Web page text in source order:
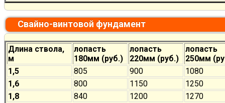
Свайно-винтовой фундамент
Длина ствола,
м
лопасть
180мм (руб.)
лопасть
220мм (руб.)
лопасть
250мм
1,5
805 900
1080
1,6
800 1150
1250
1,8
840 1200
1270